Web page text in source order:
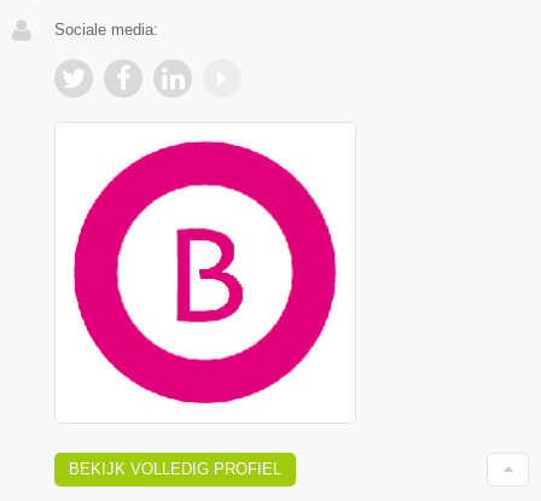
Sociale media:
BEKIJK VOLLEDIG PROFIEL